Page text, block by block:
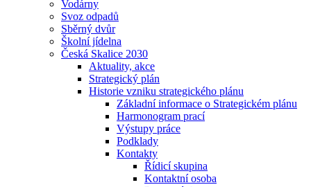
Vodárny
Svoz odpadů
Sběrný dvůr
Školní jídelna
Česká Skalice 2030
Aktuality, akce
Strategický plán
Historie vzniku strategického plánu
Základní informace o Strategickém plánu
Harmonogram prací
Výstupy práce
Podklady
Kontakty
Řídicí skupina
Kontaktní osoba